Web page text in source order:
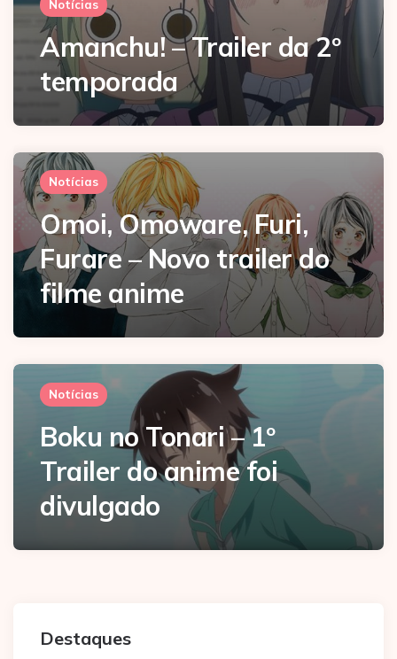
Notícias
Amanchu! – Trailer da 2º
temporada
Notícias
Omoi, Omoware, Furi,
Furare – Novo trailer do
filme anime
Notícias
Boku no Tonari – 1º
Trailer do anime foi
divulgado
Destaques